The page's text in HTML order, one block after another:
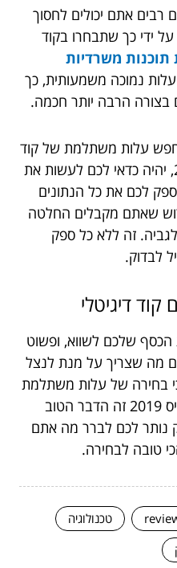
רבים אתם יכולים לחסוך
ידי כך שתבחרו בקוד
תוכנות משרדיות
נמוכה משמעותית, כך
הרבה יותר חכמה.
עלות משתלמת של קוד
דיגיטלי מקורי של אופיס 2019, יהיה כדאי לכם לעשות את
לכם את כל הנתונים
שאתם מקבלים החלטה
זה ללא כל ספק
לבדוק.
קודדיגיטלי
שלכם לשווא, ופשוט
מה שצריך על מנת לנצל
כי בחירה של עלות משתלמת
של קוד דיגיטלי מקורי של אופיס 2019 זה הדבר הטוב
נותר לכם לברר מה אתם
טובה לבחירה.
טכנולוגיה